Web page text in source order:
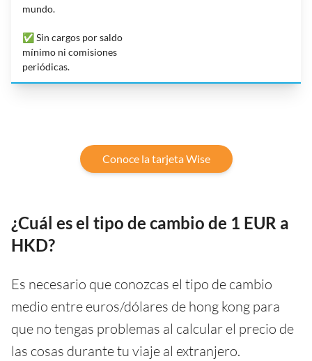
mundo.
✅ Sin cargos por saldo
mínimo ni comisiones
periódicas.
Conoce la tarjeta Wise
¿Cuál es el tipo de cambio de 1 EUR a
HKD?
Es necesario que conozcas el tipo de cambio
medio entre euros/dólares de hong kong para
que no tengas problemas al calcular el precio de
las cosas durante tu viaje al extranjero.